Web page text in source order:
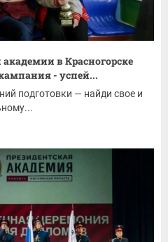
в Красногорске
- успей...
подготовки — найди свое и